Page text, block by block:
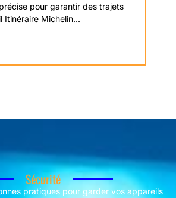
pour garantir des trajets
Itinéraire Michelin...
Sécurité
pratiques pour garder vos appareils